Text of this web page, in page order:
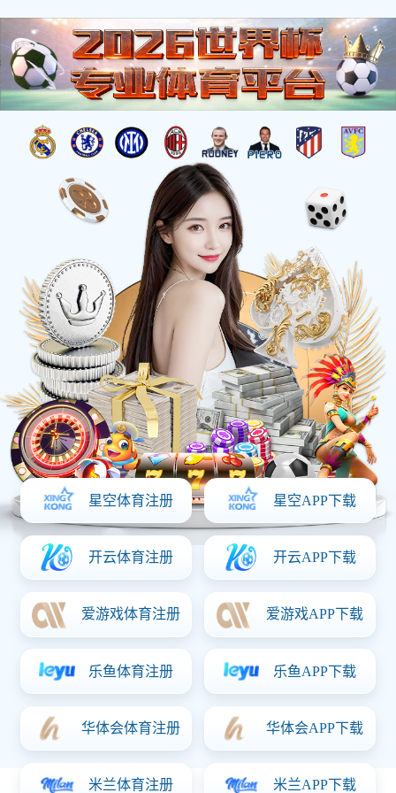
当前位置：首页 >有美味 > 预制菜系列 >竹笋（香辣味）
竹笋（香辣味）
热
量：160千焦/100克
储藏方法：阴凉、避光、防潮、勿压